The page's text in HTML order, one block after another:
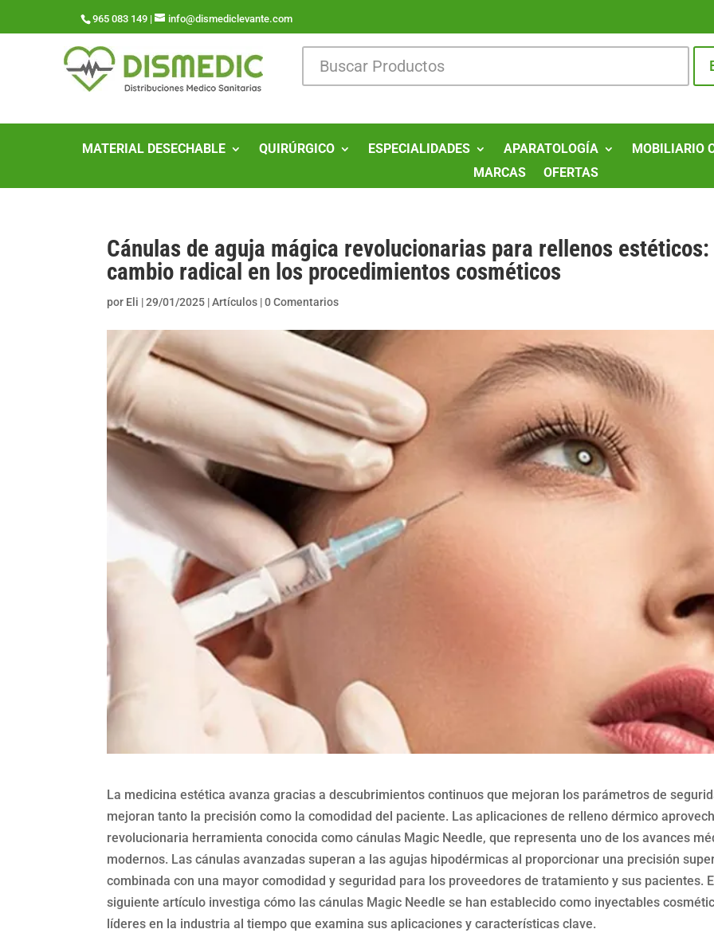
965 083 149 | info@dismediclevante.com
MATERIAL DESECHABLE QUIRÚRGICO ESPECIALIDADES APARATOLOGÍA
MOBILIARIO
MARCAS
OFERTAS
Cánulas de aguja mágica revolucionarias para rellenos estéticos:
cambio radical en los procedimientos cosméticos
por Eli |29/01/2025 |Artículos |0 Comentarios
La medicina estética avanza gracias a descubrimientos continuos que mejoran los parámetros de
mejoran tanto la precisión como la comodidad del paciente. Las aplicaciones de relleno dérmico
revolucionaria herramienta conocida como cánulas Magic Needle, que representa uno de los avances
modernos. Las cánulas avanzadas superan a las agujas hipodérmicas al proporcionar una precisión
combinada con una mayor comodidad y seguridad para los proveedores de tratamiento y sus pacientes.
siguiente artículo investiga cómo las cánulas Magic Needle se han establecido como inyectables
líderes en la industria al tiempo que examina sus aplicaciones y características clave.